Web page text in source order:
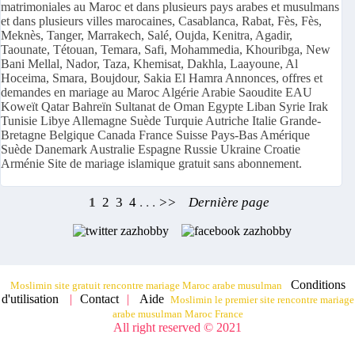
matrimoniales au Maroc et dans plusieurs pays arabes et musulmans
et dans plusieurs villes marocaines, Casablanca, Rabat, Fès, Fès,
Meknès, Tanger, Marrakech, Salé, Oujda, Kenitra, Agadir,
Taounate, Tétouan, Temara, Safi, Mohammedia, Khouribga, New
Bani Mellal, Nador, Taza, Khemisat, Dakhla, Laayoune, Al
Hoceima, Smara, Boujdour, Sakia El Hamra Annonces, offres et
demandes en mariage au Maroc Algérie Arabie Saoudite EAU
Koweït Qatar Bahreïn Sultanat de Oman Egypte Liban Syrie Irak
Tunisie Libye Allemagne Suède Turquie Autriche Italie Grande-
Bretagne Belgique Canada France Suisse Pays-Bas Amérique
Suède Danemark Australie Espagne Russie Ukraine Croatie
Arménie Site de mariage islamique gratuit sans abonnement.
1 2 3 4 . . . >> Dernière page
Moslimin site gratuit rencontre mariage Maroc arabe musulman
Conditions
d'utilisation
| Contact | Aide Moslimin le premier site rencontre mariage
arabe musulman Maroc France
All right reserved © 2021